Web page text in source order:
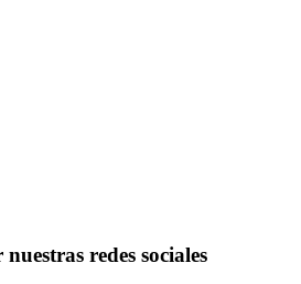
redes sociales